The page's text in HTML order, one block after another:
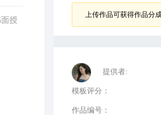
授
上传作品可获得作品分
提供者:
模板评分：
作品编号：